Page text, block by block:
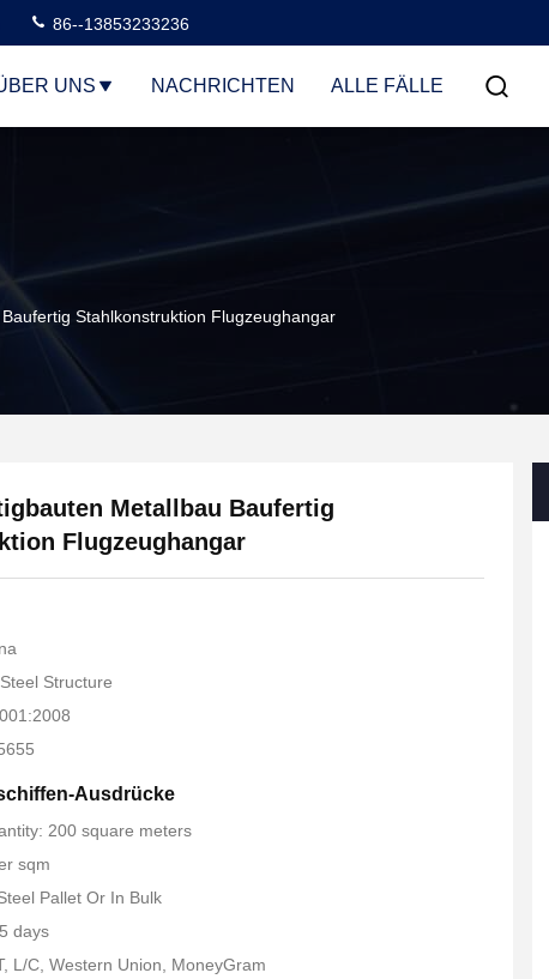
86--13853233236
UNS NACHRICHTEN ALLE FÄLLE
Stahlkonstruktion Flugzeughangar
Metallbau Baufertig
Flugzeughangar
Structure
Ausdrücke
200 square meters
sqm
Pallet Or In Bulk
days
L/C, Western Union, MoneyGram